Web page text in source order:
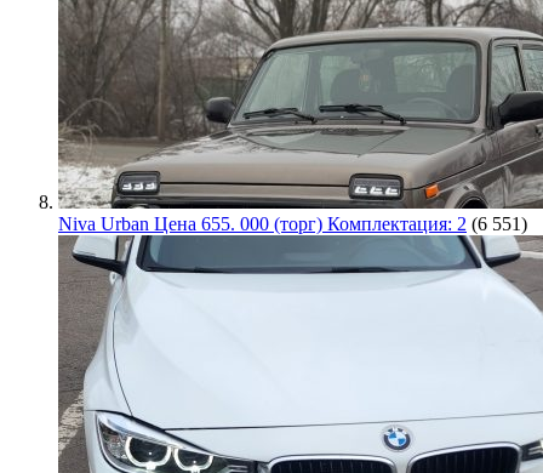
Niva Urban Цена 655. 000 (торг) Комплектация: 2 (6 551)